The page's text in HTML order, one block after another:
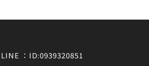
LINE ： ID:0939320851